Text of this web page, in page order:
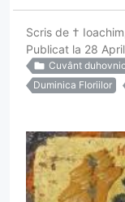
Scris de †
Publicat la 28
Cuvânt
Duminica Floriilor